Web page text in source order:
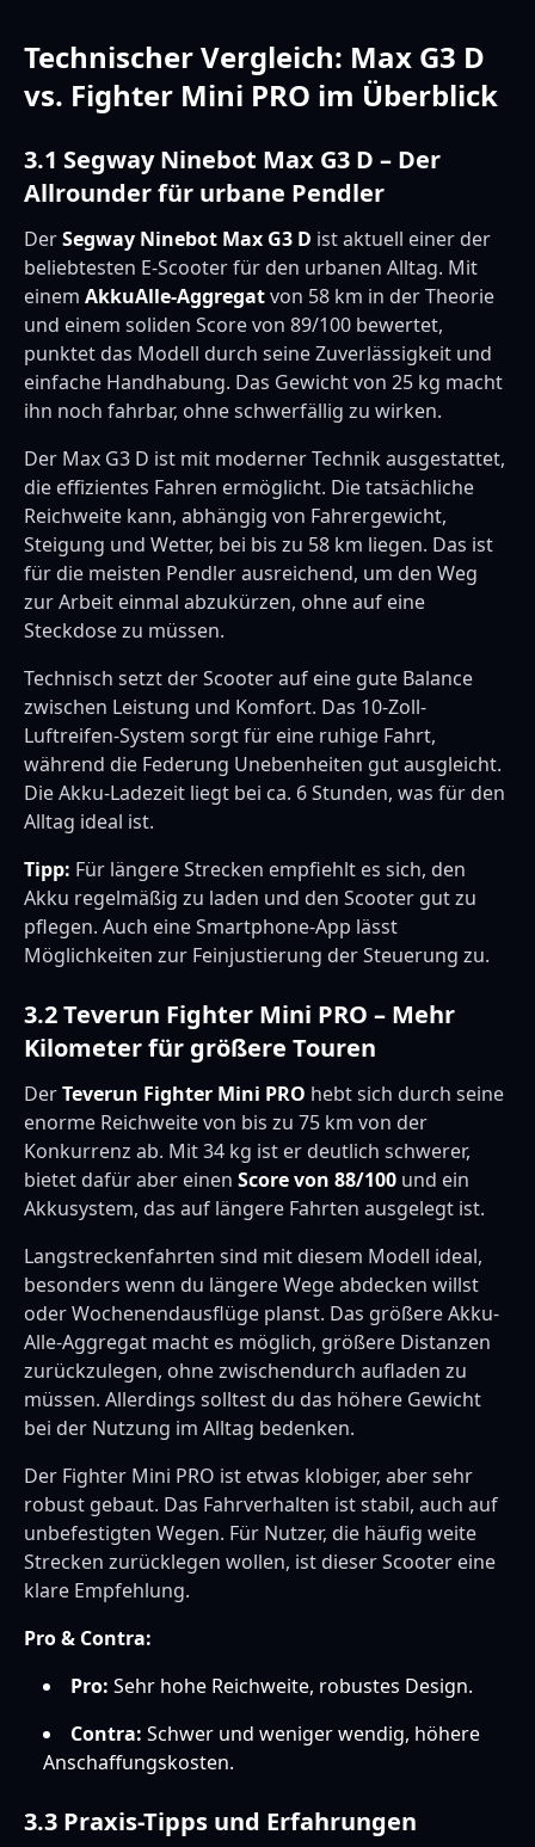
Technischer Vergleich: Max G3 D
vs. Fighter Mini PRO im Überblick
3.1 Segway Ninebot Max G3 D – Der
Allrounder für urbane Pendler
DerSegway Ninebot Max G3 D ist aktuell einer der
beliebtesten E-Scooter für den urbanen Alltag. Mit
einem AkkuAlle-Aggregatvon 58 km in der Theorie
und einem soliden Score von 89/100 bewertet,
punktet das Modell durch seine Zuverlässigkeit und
einfache Handhabung. Das Gewicht von 25 kg macht
ihn noch fahrbar, ohne schwerfällig zu wirken.
Der Max G3 D ist mit moderner Technik ausgestattet,
die effizientes Fahren ermöglicht. Die tatsächliche
Reichweite kann, abhängig von Fahrergewicht,
Steigung und Wetter, bei bis zu 58 km liegen. Das ist
für die meisten Pendler ausreichend, um den Weg
zur Arbeit einmal abzukürzen, ohne auf eine
Steckdose zu müssen.
Technisch setzt der Scooter auf eine gute Balance
zwischen Leistung und Komfort. Das 10-Zoll-
Luftreifen-System sorgt für eine ruhige Fahrt,
während die Federung Unebenheiten gut ausgleicht.
Die Akku-Ladezeit liegt bei ca. 6 Stunden, was für den
Alltag ideal ist.
Tipp: Für längere Strecken empfiehlt es sich, den
Akku regelmäßig zu laden und den Scooter gut zu
pflegen. Auch eine Smartphone-App lässt
Möglichkeiten zur Feinjustierung der Steuerung zu.
3.2 Teverun Fighter Mini PRO – Mehr
Kilometer für größere Touren
DerTeverun Fighter Mini PRO hebt sich durch seine
enorme Reichweite von bis zu 75 km von der
Konkurrenz ab. Mit 34 kg ist er deutlich schwerer,
bietet dafür aber einen Score von 88/100 und ein
Akkusystem, das auf längere Fahrten ausgelegt ist.
Langstreckenfahrten sind mit diesem Modell ideal,
besonders wenn du längere Wege abdecken willst
oder Wochenendausflüge planst. Das größere Akku-
Alle-Aggregat macht es möglich, größere Distanzen
zurückzulegen, ohne zwischendurch aufladen zu
müssen. Allerdings solltest du das höhere Gewicht
bei der Nutzung im Alltag bedenken.
Der Fighter Mini PRO ist etwas klobiger, aber sehr
robust gebaut. Das Fahrverhalten ist stabil, auch auf
unbefestigten Wegen. Für Nutzer, die häufig weite
Strecken zurücklegen wollen, ist dieser Scooter eine
klare Empfehlung.
Pro & Contra:
Pro: Sehr hohe Reichweite, robustes Design.
Contra: Schwer und weniger wendig, höhere
Anschaffungskosten.
3.3 Praxis-Tipps und Erfahrungen